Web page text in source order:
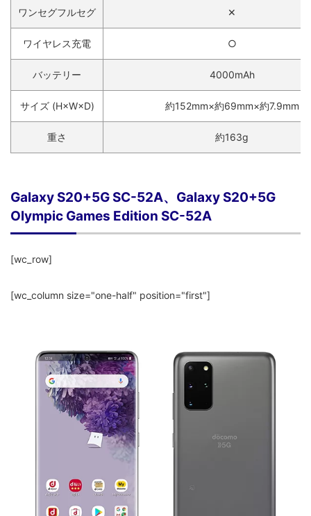
ワンセグフルセグ ✕
ワイヤレス充電 ○
バッテリー 4000mAh
サイズ (H×W×D) 約152mm×約69mm×約7.9mm
重さ 約163g
Galaxy S20+5G SC-52A、Galaxy S20+5G
Olympic Games Edition SC-52A
[wc_row]
[wc_column size="one-half" position="first"]